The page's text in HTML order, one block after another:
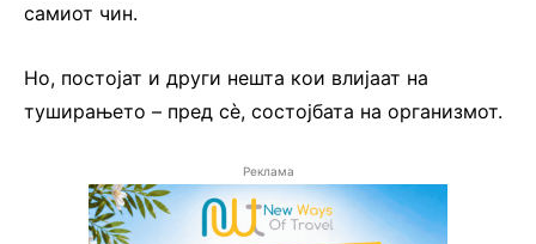
самиот чин.
Но, постојат и други нешта кои влијаат на
туширањето – пред сè, состојбата на организмот.
Реклама